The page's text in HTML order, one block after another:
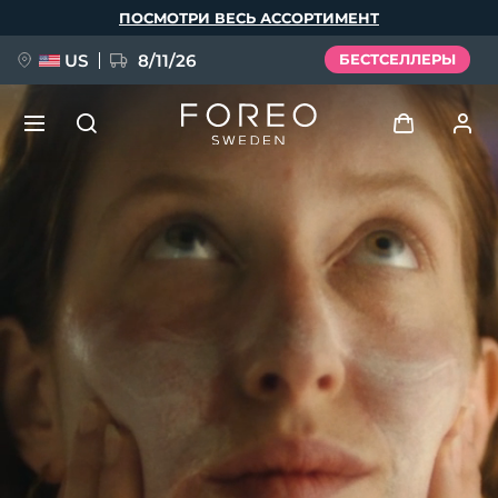
ПОСМОТРИ ВЕСЬ АССОРТИМЕНТ
US 8/11/26 БЕСТСЕЛЛЕРЫ
Войти
Профиль пользователя
Мои приборы
Мои заказы
Мои адреса
Мои подписки
НОВИНКА
FAQ™ Pure Beauty-Tech Elixir
BREAKING NEWS
issa™ Teeth Whitening Set
Español
Français
Polski
Русский
繁體中文